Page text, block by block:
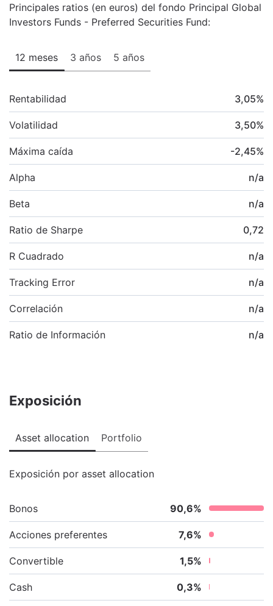
Principales ratios (en euros) del fondo Principal Global
Investors Funds - Preferred Securities Fund:
12 meses 3 años 5 años
Rentabilidad 3,05%
Volatilidad 3,50%
Máxima caída -2,45%
Alpha n/a
Beta n/a
Ratio de Sharpe 0,72
R Cuadrado n/a
Tracking Error n/a
Correlación n/a
Ratio de Información n/a
Exposición
Asset allocation Portfolio
Exposición por asset allocation
Bonos 90,6%
Acciones preferentes 7,6%
Convertible 1,5%
Cash 0,3%